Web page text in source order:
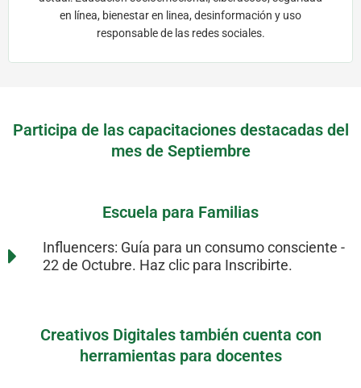
en línea, bienestar en linea, desinformación y uso
responsable de las redes sociales.
Escuela para Familias
Inscríbete aquí
Participa de las capacitaciones destacadas del
mes de Septiembre
Escuela para Familias
Influencers: Guía para un consumo consciente -
22 de Octubre. Haz clic para Inscribirte.
Creativos Digitales también cuenta con
herramientas para docentes